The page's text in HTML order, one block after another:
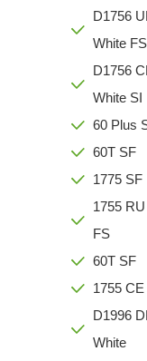
D1756
White FS
D1756
White SI
60 Plus
60T SF
1775 SF
1755 RU -White
FS
60T SF
1755 CE
D1996
White